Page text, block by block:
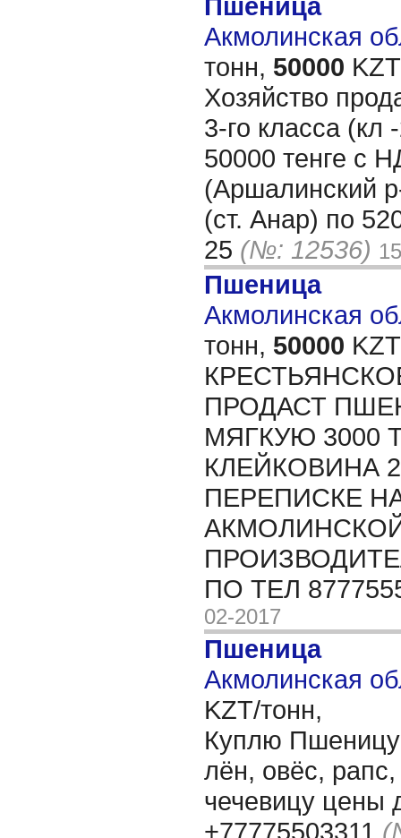
Акмолинская
тонн, 50000
Хозяйство
3-го класса (кл
50000 тенге с
(Аршалинский
(ст. Анар) по
25 (№: 12536)
Пшеница
Акмолинская
тонн, 50000
ПРОДАСТ
МЯГКУЮ 3000
КЛЕЙКОВИНА
ПЕРЕПИСКЕ
ПО ТЕЛ
02-2017
Пшеница
Акмолинская
KZT/тонн,
Куплю Пшеницу
лён, овёс,
чечевицу цены
+77775503311